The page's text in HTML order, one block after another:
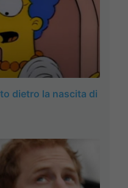
dietro la nascita di